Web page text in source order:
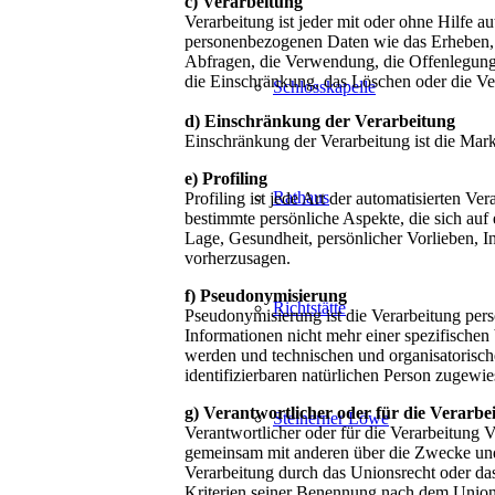
Schlosskapelle
Rathaus
Richtstätte
Steinerner Löwe
Verarbeitung ist jeder mit oder ohne Hilfe
personenbezogenen Daten wie das
Abfragen, die Verwendung, die
die Einschränkung, das Löschen oder die
d) Einschränkung der Verarbeitung
Einschränkung der Verarbeitung ist die
e) Profiling
Profiling ist jede Art der automatisierten
bestimmte persönliche Aspekte, die sich
Lage, Gesundheit, persönlicher Vorlieben,
vorherzusagen.
f) Pseudonymisierung
Pseudonymisierung ist die Verarbeitung
Informationen nicht mehr einer
werden und technischen und
identifizierbaren natürlichen Person
g) Verantwortlicher oder für die
Verantwortlicher oder für die Verarbeitung
gemeinsam mit anderen über die Zwecke
Verarbeitung durch das Unionsrecht oder